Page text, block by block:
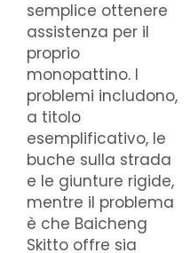
semplice ottenere
assistenza per il
proprio
monopattino. I
problemi includono,
a titolo
esemplificativo, le
buche sulla strada
e le giunture rigide,
mentre il problema
è che Baicheng
Skitto offre sia